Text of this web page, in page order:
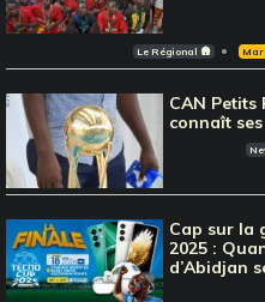
Le Régional 🛖
CAN Petits
connaît
Cap sur la
2025 :
d’Abidjan